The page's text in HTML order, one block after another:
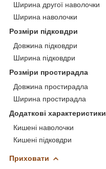
Ширина другої наволочки
Ширина наволочки
Розміри підковдри
Довжина підковдри
Ширина підковдри
Розміри простирадла
Довжина простирадла
Ширина простирадла
Додаткові характеристики
Кишені наволочки
Кишені підковдри
Приховати